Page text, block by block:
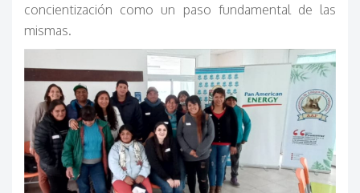
concientización como un paso fundamental de las
mismas.